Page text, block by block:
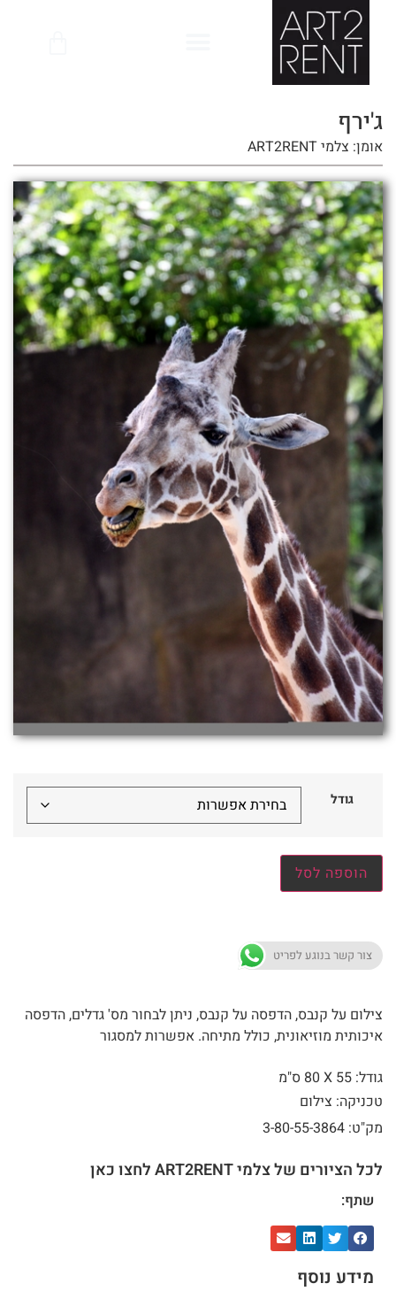
ג'ירף
אומן: צלמי ART2RENT
גודל
הוספה לסל
צור קשר בנוגע לפריט
צילום על קנבס, הדפסה על קנבס, ניתן לבחור מס' גדלים, הדפסה
איכותית מוזיאונית, כולל מתיחה. אפשרות למסגור
גודל: 55 X
80 ס"מ
טכניקה: צילום
מק"ט: 3-80-55-3864
לכל הציורים של צלמי ART2RENT לחצו כאן
שתף:
מידע נוסף